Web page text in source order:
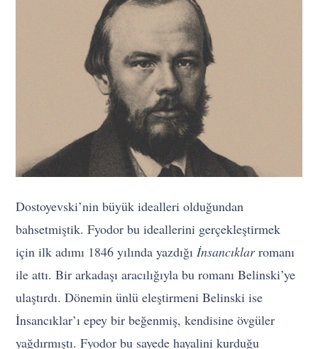
Dostoyevski’nin büyük idealleri olduğundan
bahsetmiştik. Fyodor bu ideallerini gerçekleştirmek
için ilk adımı 1846 yılında yazdığıİnsancıklarromanı
ile attı. Bir arkadaşı aracılığıyla bu romanı Belinski’ye
ulaştırdı. Dönemin ünlü eleştirmeni Belinski ise
İnsancıklar’ı epey bir beğenmiş, kendisine övgüler
yağdırmıştı. Fyodor bu sayede hayalini kurduğu